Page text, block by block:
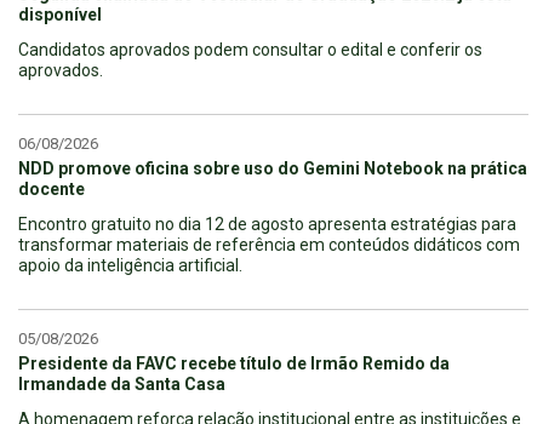
disponível
Candidatos aprovados podem consultar o edital e conferir os
aprovados.
06/08/2026
NDD promove oficina sobre uso do Gemini Notebook na prática
docente
Encontro gratuito no dia 12 de agosto apresenta estratégias para
transformar materiais de referência em conteúdos didáticos com
apoio da inteligência artificial.
05/08/2026
Presidente da FAVC recebe título de Irmão Remido da
Irmandade da Santa Casa
A homenagem reforça relação institucional entre as instituições e